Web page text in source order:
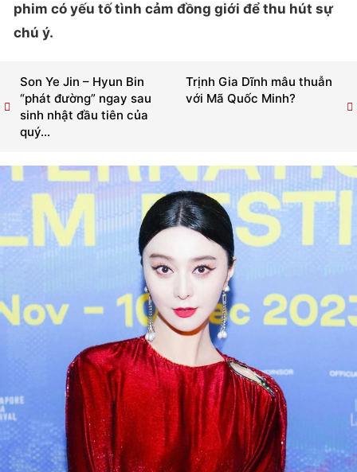
phim có yếu tố tình cảm đồng giới để thu hút sự
chú ý.
Trịnh Gia Dĩnh mâu thuẫn
với Mã Quốc Minh?
Son Ye Jin – Hyun Bin
“phát đường” ngay sau
sinh nhật đầu tiên của
quý...